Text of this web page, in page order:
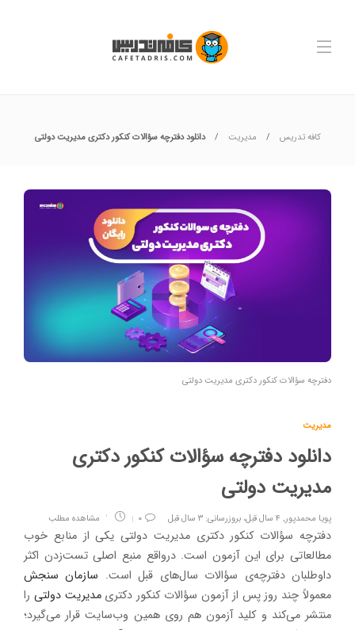
کافه تدریس مدیریت دانلود دفترچه سؤالات کنکور دکتری مدیریت دولتی
دفترچه سؤالات کنکور دکتری مدیریت دولتی
مدیریت
دانلود دفترچه سؤالات کنکور دکتری
مدیریت دولتی
پویا محمدپور, ۴ سال قبل، بروزرسانی: ۳ سال قبل ۰ مشاهده مطلب
دفترچه سؤالات کنکور دکتری مدیریت دولتی یکی از منابع خوب
مطالعاتی برای این آزمون ‌است. درواقع منبع اصلی تست‌زدن اکثر
داوطلبان دفترچه‌ی سؤالات سال‌های قبل است. سازمان سنجش
معمولاً چند روز پس از آزمون سؤالات کنکور دکتریمدیریت دولتی را
منتشر می‌کند و کلید آزمون هم روی همین وب‌سایت قرار می‌گیرد؛